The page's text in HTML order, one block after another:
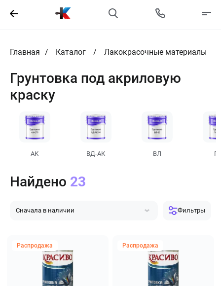
Главная Каталог Лакокрасочные материалы
Грунтовка под акриловую
краску
АК ВД-АК ВЛ
Сначала в наличии
Фильтры
Найдено 23
Распродажа Распродажа